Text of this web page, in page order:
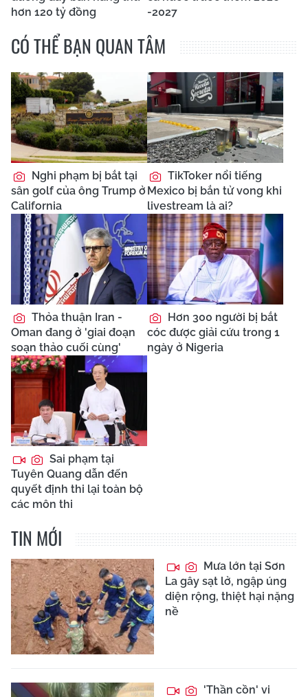
hơn 120 tỷ đồng
-2027
CÓ THỂ BẠN QUAN TÂM
Nghi phạm bị bắt tại
sân golf của ông Trump ở
California
TikToker nổi tiếng
Mexico bị bắn tử vong khi
livestream là ai?
Thỏa thuận Iran -
Oman đang ở 'giai đoạn
soạn thảo cuối cùng'
Hơn 300 người bị bắt
cóc được giải cứu trong 1
ngày ở Nigeria
Sai phạm tại
Tuyên Quang dẫn đến
quyết định thi lại toàn bộ
các môn thi
TIN MỚI
Mưa lớn tại Sơn
La gây sạt lở, ngập úng
diện rộng, thiệt hại nặng
nề
'Thần cồn' vi